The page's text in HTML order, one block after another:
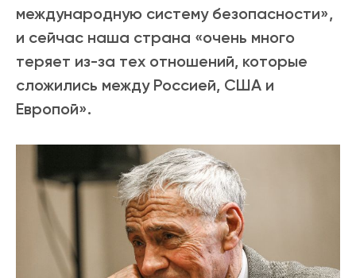
международную систему безопасности»,
и сейчас наша страна «очень много
теряет из-за тех отношений, которые
сложились между Россией, США и
Европой».